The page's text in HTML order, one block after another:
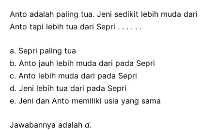
Anto adalah paling tua. Jeni sedikit lebih muda dari
Anto tapi lebih tua dari Sepri . . . . . .
a. Sepri paling tua
b. Anto jauh lebih muda dari pada Sepri
c. Anto lebih muda dari pada Sepri
d. Jeni lebih tua dari pada Sepri
e. Jeni dan Anto memiliki usia yang sama
Jawabannya adalah d.